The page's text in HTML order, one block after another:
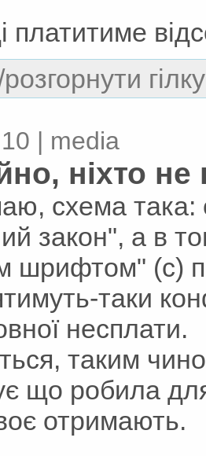
платитиме
| media
ніхто не
схема така:
закон", а в
шрифтом" (с)
таки
несплати.
таким
що робила
отримають.